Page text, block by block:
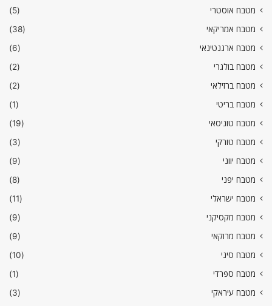
מטבח אוסטרי
(5)
מטבח אמריקאי
(38)
מטבח ארגנטינאי
(6)
מטבח בולגרי
(2)
מטבח ברזילאי
(2)
מטבח בריטי
(1)
מטבח טוניסאי
(19)
מטבח טורקי
(3)
מטבח יווני
(9)
מטבח יפני
(8)
מטבח ישראלי
(11)
מטבח מקסיקני
(9)
מטבח מרוקאי
(9)
מטבח סיני
(10)
מטבח ספרדי
(1)
מטבח עיראקי
(3)